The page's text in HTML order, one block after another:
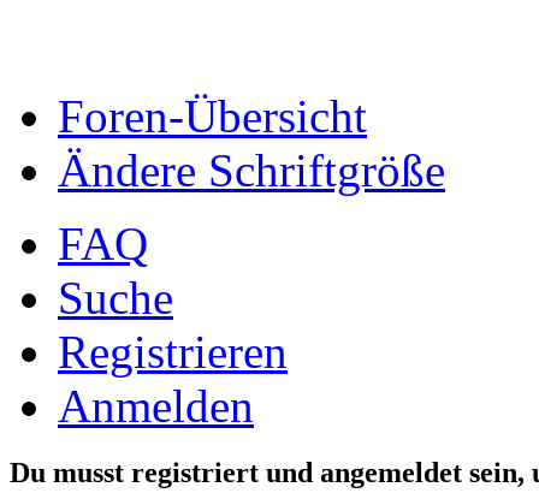
Foren-Übersicht
Ändere Schriftgröße
FAQ
Suche
Registrieren
Anmelden
Du musst registriert und angemeldet sein,